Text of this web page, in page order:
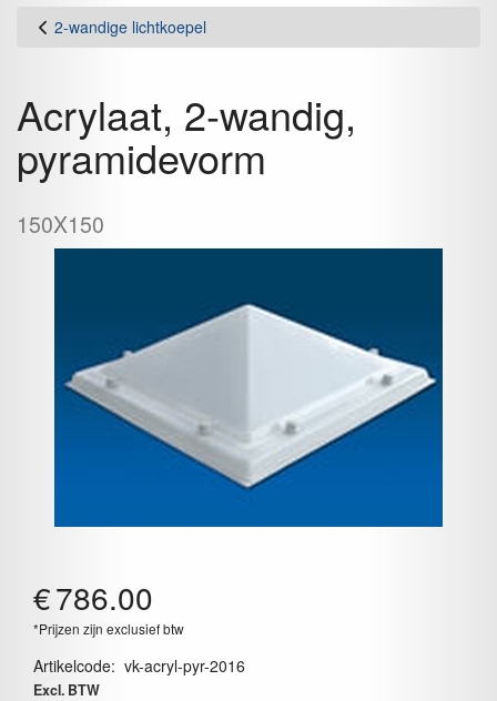
2-wandige lichtkoepel
Acrylaat, 2-wandig,
pyramidevorm
150X150
€786.00
*Prijzen zijn exclusief btw
Artikelcode: vk-acryl-pyr-2016
Excl. BTW